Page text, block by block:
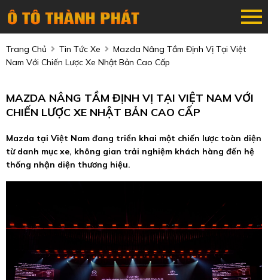
Trang Chủ Tin Tức Xe
Mazda Nâng Tầm Định Vị Tại Việt
Nam Với Chiến Lược Xe Nhật Bản Cao Cấp
MAZDA NÂNG TẦM ĐỊNH VỊ TẠI VIỆT NAM VỚI
CHIẾN LƯỢC XE NHẬT BẢN CAO CẤP
Mazda tại Việt Nam đang triển khai một chiến lược toàn diện
từ danh mục xe, không gian trải nghiệm khách hàng đến hệ
thống nhận diện thương hiệu.